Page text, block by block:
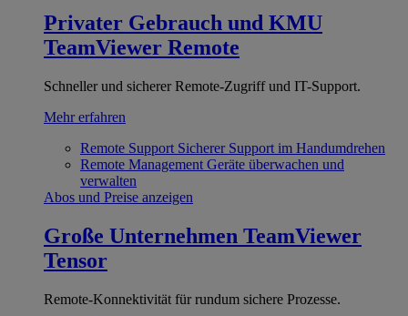
Privater Gebrauch und KMU
TeamViewer Remote
Schneller und sicherer Remote-Zugriff und IT-Support.
Mehr erfahren
Remote Support Sicherer Support im Handumdrehen
Remote Management Geräte überwachen und
verwalten
Abos und Preise anzeigen
Große Unternehmen TeamViewer
Tensor
Remote-Konnektivität für rundum sichere Prozesse.